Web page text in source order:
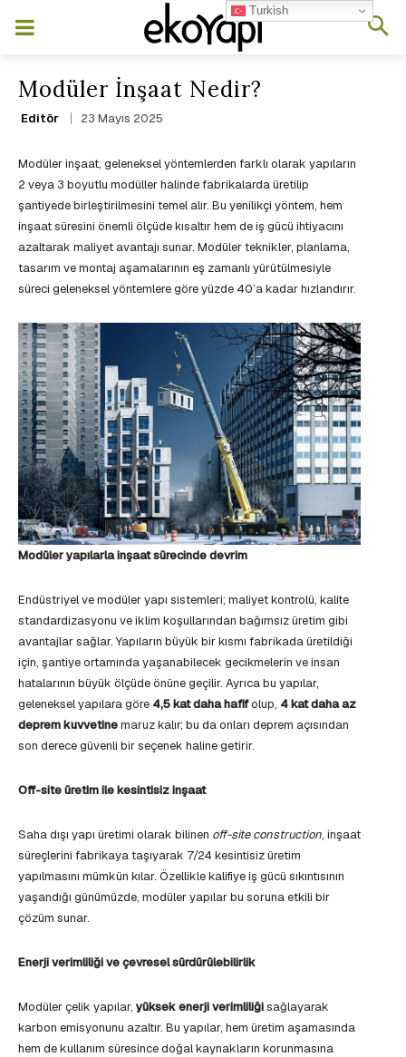
Modüler İnşaat Nedir?
Editör 23 Mayıs 2025
Modüler inşaat, geleneksel yöntemlerden farklı olarak yapıların
2 veya 3 boyutlu modüller halinde fabrikalarda üretilip
şantiyede birleştirilmesini temel alır. Bu yenilikçi yöntem, hem
inşaat süresini önemli ölçüde kısaltır hem de iş gücü ihtiyacını
azaltarak maliyet avantajı sunar. Modüler teknikler, planlama,
tasarım ve montaj aşamalarının eş zamanlı yürütülmesiyle
süreci geleneksel yöntemlere göre yüzde 40’a kadar hızlandırır.
Modüler yapılarla inşaat sürecinde devrim
Endüstriyel ve modüler yapı sistemleri; maliyet kontrolü, kalite
standardizasyonu ve iklim koşullarından bağımsız üretim gibi
avantajlar sağlar. Yapıların büyük bir kısmı fabrikada üretildiği
için, şantiye ortamında yaşanabilecek gecikmelerin ve insan
hatalarının büyük ölçüde önüne geçilir. Ayrıca bu yapılar,
geleneksel yapılara göre 4,5 kat daha hafifolup, 4 kat daha az
deprem kuvvetinemaruz kalır; bu da onları deprem açısından
son derece güvenli bir seçenek haline getirir.
Off-site üretim ile kesintisiz inşaat
Saha dışı yapı üretimi olarak bilinen off-site construction, inşaat
süreçlerini fabrikaya taşıyarak 7/24 kesintisiz üretim
yapılmasını mümkün kılar. Özellikle kalifiye iş gücü sıkıntısının
yaşandığı günümüzde, modüler yapılar bu soruna etkili bir
çözüm sunar.
Enerji verimliliği ve çevresel sürdürülebilirlik
Modüler çelik yapılar, yüksek enerji verimliliğisağlayarak
karbon emisyonunu azaltır. Bu yapılar, hem üretim aşamasında
hem de kullanım süresince doğal kaynakların korunmasına
Turkish